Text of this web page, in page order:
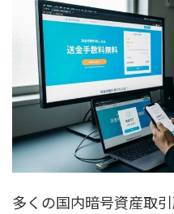
多くの国内暗号資産取